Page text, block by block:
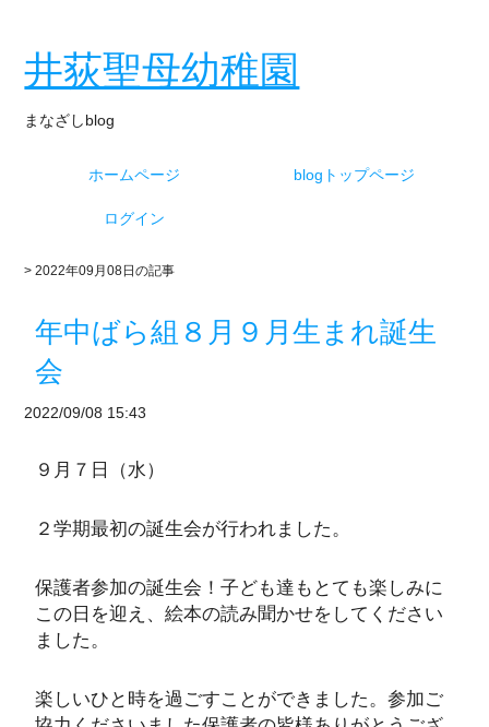
井荻聖母幼稚園
まなざしblog
ホームページ blogトップページ
ログイン
> 2022年09月08日の記事
年中ばら組８月９月生まれ誕生
会
2022/09/08 15:43
９月７日（水）
２学期最初の誕生会が行われました。
保護者参加の誕生会！子ども達もとても楽しみに
この日を迎え、絵本の読み聞かせをしてください
ました。
楽しいひと時を過ごすことができました。参加ご